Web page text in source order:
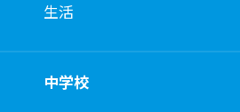
生活
中学校